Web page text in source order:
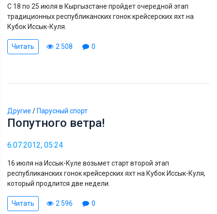
С 18 по 25 июля в Кыргызстане пройдет очередной этап
традиционных республиканских гонок крейсерских яхт на
Кубок Иссык-Куля.
Читать 2 508 0
Другие / Парусный спорт
Попутного ветра!
6.07.2012, 05:24
16 июля на Иссык-Куле возьмет старт второй этап
республиканских гонок крейсерских яхт на Кубок Иссык-Куля,
который продлится две недели.
Читать 2 596 0